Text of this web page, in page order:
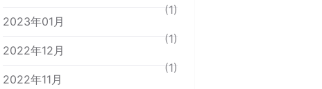
(1)
2023年01月
(1)
2022年12月
(1)
2022年11月